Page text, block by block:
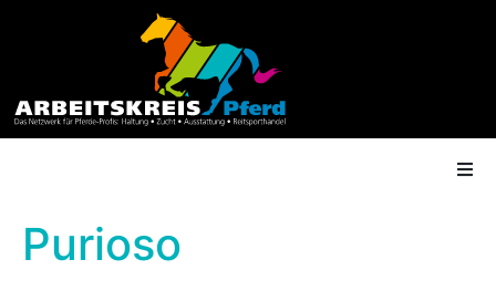
Purioso